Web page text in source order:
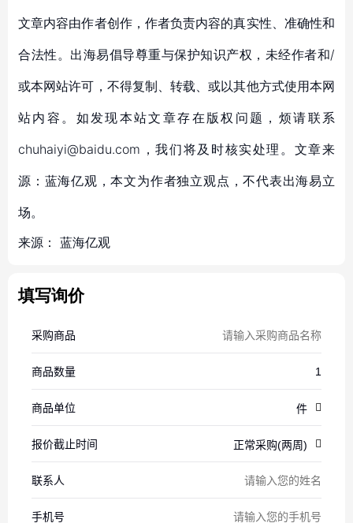
文章内容由作者创作，作者负责内容的真实性、准确性和
合法性。出海易倡导尊重与保护知识产权，未经作者和/
或本网站许可，不得复制、转载、或以其他方式使用本网
站内容。如发现本站文章存在版权问题，烦请联系
chuhaiyi@baidu.com，我们将及时核实处理。文章来
源：蓝海亿观，本文为作者独立观点，不代表出海易立
场。
来源： 蓝海亿观
填写询价